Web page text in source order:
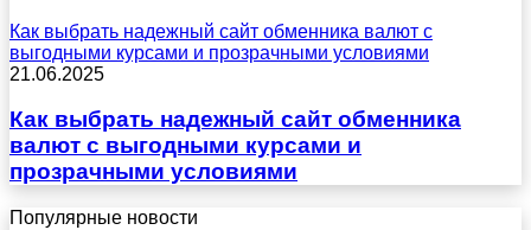
Как выбрать надежный сайт обменника валют с
выгодными курсами и прозрачными условиями
21.06.2025
Как выбрать надежный сайт обменника
валют с выгодными курсами и
прозрачными условиями
Популярные новости